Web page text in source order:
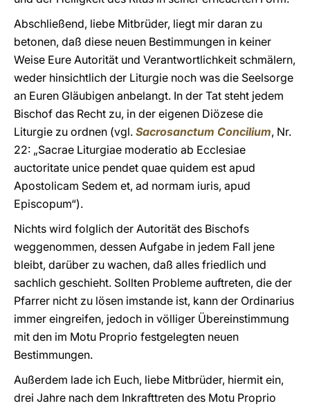
Abschließend, liebe Mitbrüder, liegt mir daran zu
betonen, daß diese neuen Bestimmungen in keiner
Weise Eure Autorität und Verantwortlichkeit schmälern,
weder hinsichtlich der Liturgie noch was die Seelsorge
an Euren Gläubigen anbelangt. In der Tat steht jedem
Bischof das Recht zu, in der eigenen Diözese die
Liturgie zu ordnen (vgl. Sacrosanctum Concilium, Nr.
22: „Sacrae Liturgiae moderatio ab Ecclesiae
auctoritate unice pendet quae quidem est apud
Apostolicam Sedem et, ad normam iuris, apud
Episcopum“).
Nichts wird folglich der Autorität des Bischofs
weggenommen, dessen Aufgabe in jedem Fall jene
bleibt, darüber zu wachen, daß alles friedlich und
sachlich geschieht. Sollten Probleme auftreten, die der
Pfarrer nicht zu lösen imstande ist, kann der Ordinarius
immer eingreifen, jedoch in völliger Übereinstimmung
mit den im Motu Proprio festgelegten neuen
Bestimmungen.
Außerdem lade ich Euch, liebe Mitbrüder, hiermit ein,
drei Jahre nach dem Inkrafttreten des Motu Proprio